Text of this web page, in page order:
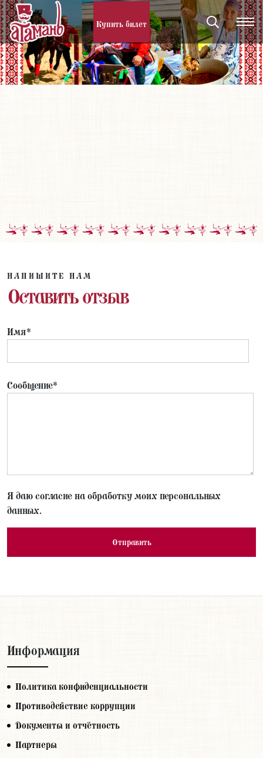
Купить билет
НАПИШИТЕ НАМ
Оставить отзыв
Имя*
Сообщение*
Я даю согласие на обработку моих персональных
данных.
Информация
Политика конфиденциальности
Противодействие коррупции
Документы и отчётность
Партнеры